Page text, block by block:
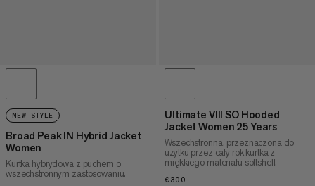
NEW STYLE
Broad Peak IN Hybrid Jacket
Women
Kurtka hybrydowa z puchem o
wszechstronnym zastosowaniu.
Ultimate VIII SO Hooded
Jacket Women 25 Years
Wszechstronna, przeznaczona do
użytku przez cały rok kurtka z
miękkiego materiału softshell.
€300